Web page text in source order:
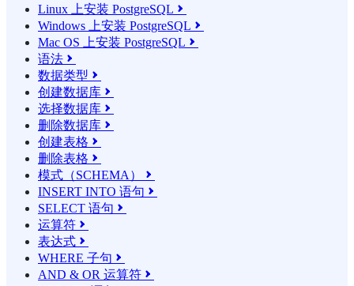
Linux 上安装 PostgreSQL 
Windows 上安装 PostgreSQL 
Mac OS 上安装 PostgreSQL 
语法 
数据类型 
创建数据库 
选择数据库 
删除数据库 
创建表格 
删除表格 
模式（SCHEMA） 
INSERT INTO 语句 
SELECT 语句 
运算符 
表达式 
WHERE 子句 
AND & OR 运算符 